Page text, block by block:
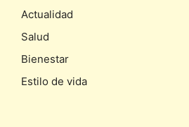
Actualidad
Salud
Bienestar
Estilo de vida